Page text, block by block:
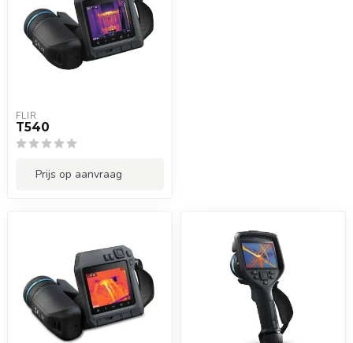
FLIR
T540
Prijs op aanvraag